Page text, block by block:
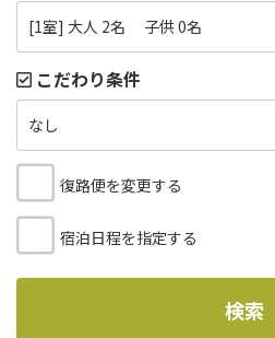
[1室] 大人 2名 子供 0名
こだわり条件
なし
復路便を変更する
宿泊日程を指定する
検索